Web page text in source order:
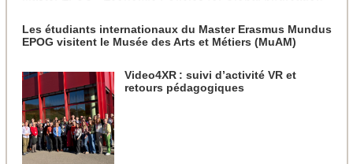
Les étudiants internationaux du Master Erasmus Mundus
EPOG visitent le Musée des Arts et Métiers (MuAM)
Video4XR : suivi d’activité VR et
retours pédagogiques